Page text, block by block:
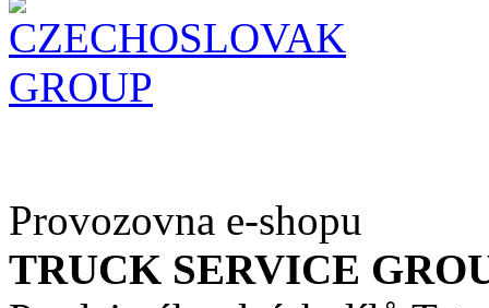
Provozovna e-shopu
TRUCK SERVICE